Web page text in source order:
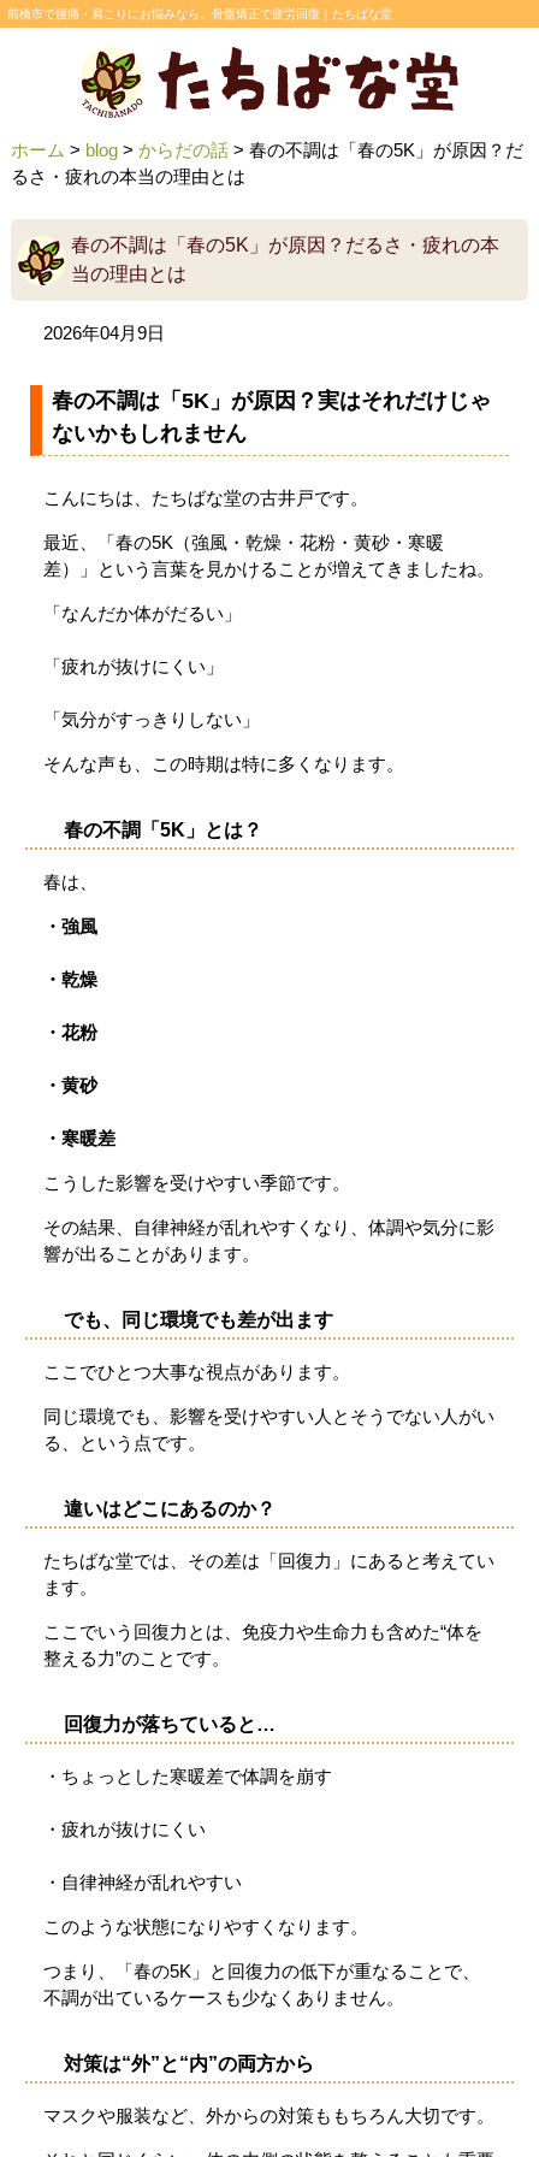
前橋市で腰痛・肩こりにお悩みなら、骨盤矯正で疲労回復｜たちばな堂
ホーム > blog> からだの話> 春の不調は「春の5K」が原因？だ
るさ・疲れの本当の理由とは
春の不調は「春の5K」が原因？だるさ・疲れの本
当の理由とは
2026年04月9日
春の不調は「5K」が原因？実はそれだけじゃ
ないかもしれません
こんにちは、たちばな堂の古井戸です。
最近、「春の5K（強風・乾燥・花粉・黄砂・寒暖
差）」という言葉を見かけることが増えてきましたね。
「なんだか体がだるい」
「疲れが抜けにくい」
「気分がすっきりしない」
そんな声も、この時期は特に多くなります。
春の不調「5K」とは？
春は、
・強風
・乾燥
・花粉
・黄砂
・寒暖差
こうした影響を受けやすい季節です。
その結果、自律神経が乱れやすくなり、体調や気分に影
響が出ることがあります。
でも、同じ環境でも差が出ます
ここでひとつ大事な視点があります。
同じ環境でも、影響を受けやすい人とそうでない人がい
る、という点です。
違いはどこにあるのか？
たちばな堂では、その差は「回復力」にあると考えてい
ます。
ここでいう回復力とは、免疫力や生命力も含めた“体を
整える力”のことです。
回復力が落ちていると…
・ちょっとした寒暖差で体調を崩す
・疲れが抜けにくい
・自律神経が乱れやすい
このような状態になりやすくなります。
つまり、「春の5K」と回復力の低下が重なることで、
不調が出ているケースも少なくありません。
対策は“外”と“内”の両方から
マスクや服装など、外からの対策ももちろん大切です。